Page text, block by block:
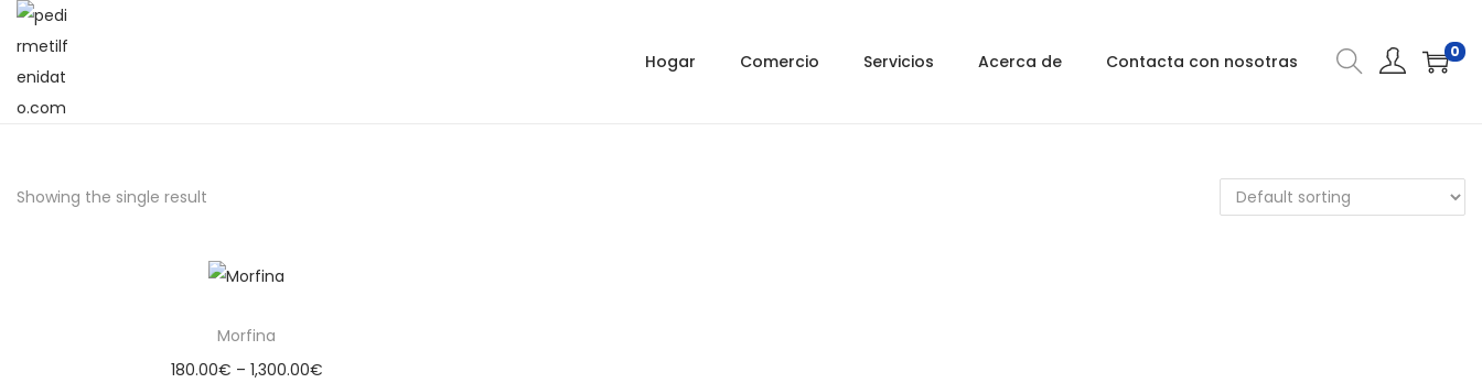
Hogar Comercio Servicios Acerca de Contacta con nosotras 0
Showing the single result
Morfina
180.00€ – 1,300.00€